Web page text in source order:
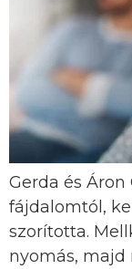
Gerda és Áron
fájdalomtól,
szorította.
nyomás,